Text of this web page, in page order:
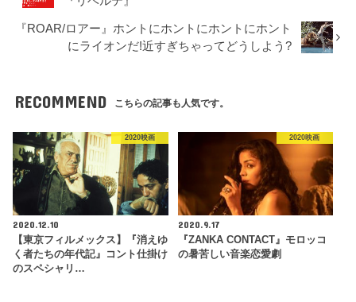
『ROAR/ロアー』ホントにホントにホントにホント
にライオンだ!近すぎちゃってどうしよう?
RECOMMEND こちらの記事も人気です。
2020映画
2020.12.10
【東京フィルメックス】『消えゆ
く者たちの年代記』コント仕掛け
のスペシャリ…
2020映画
2020.9.17
『ZANKA CONTACT』モロッコ
の暑苦しい音楽恋愛劇